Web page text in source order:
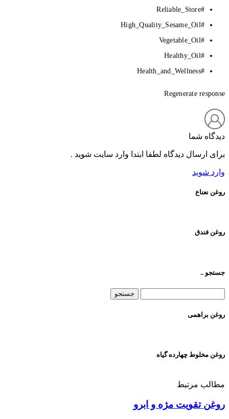
#Reliable_Store
#High_Quality_Sesame_Oil
#Vegetable_Oil
#Healthy_Oil
#Health_and_Wellness
Regenerate response
دیدگاه شما
برای ارسال دیدگاه لطفا ابتدا وارد سایت شوید .
وارد شوید
روغن نعناع
روغن فندق
جستجو ..
برای:
روغن براهمی
روغن مخلوط چهارده گیاه
مطالب مرتبط
روغن تقویت مژه و ابرو